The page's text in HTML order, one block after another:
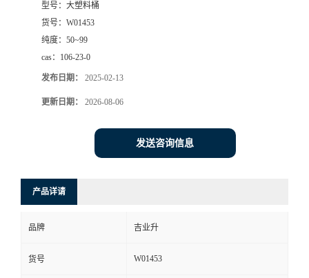
型号： 大塑料桶
货号： W01453
纯度： 50~99
cas： 106-23-0
发布日期： 2025-02-13
更新日期： 2026-08-06
发送咨询信息
产品详请
品牌 吉业升
货号 W01453